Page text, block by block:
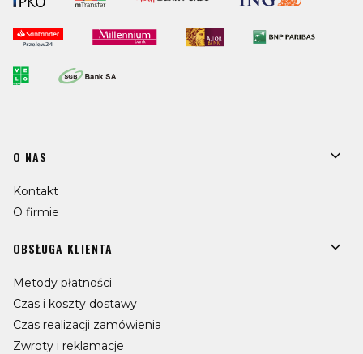
Linki w stopce
O NAS
Kontakt
O firmie
OBSŁUGA KLIENTA
Metody płatności
Czas i koszty dostawy
Czas realizacji zamówienia
Zwroty i reklamacje